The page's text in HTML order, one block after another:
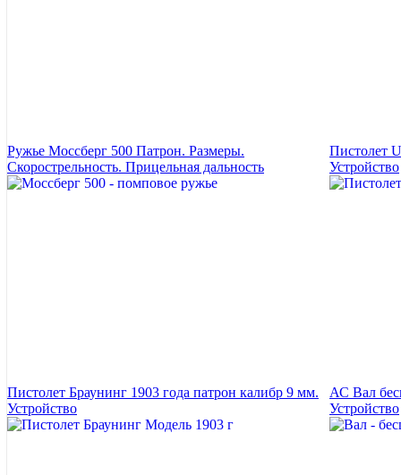
Ружье Моссберг 500 Патрон. Размеры.
Скорострельность. Прицельная дальность
Пистолет
Устройство
Пистолет Браунинг 1903 года патрон калибр 9 мм.
Устройство
АС Вал
Устройство